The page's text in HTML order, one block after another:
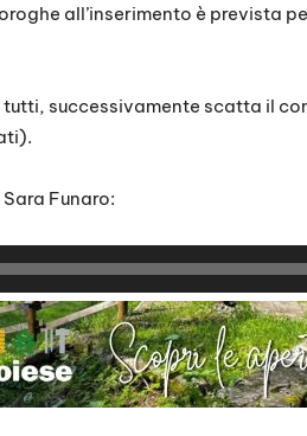
all’inserimento è prevista
successivamente scatta il
Funaro: